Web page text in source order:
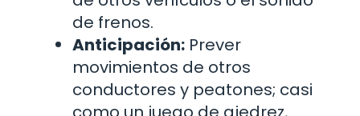
de frenos.
Anticipación: Prever
movimientos de otros
conductores y peatones; casi